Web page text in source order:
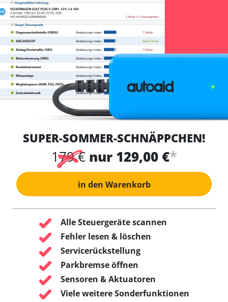
SUPER-SOMMER-SCHNÄPPCHEN!
179 € nur 129,00 €*
in den Warenkorb
Alle Steuergeräte scannen
Fehler lesen & löschen
Servicerückstellung
Parkbremse öffnen
Sensoren & Aktuatoren
Viele weitere Sonderfunktionen